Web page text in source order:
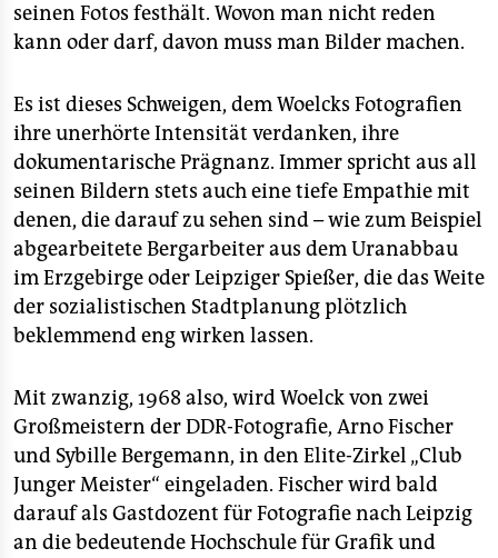
seinen Fotos festhält. Wovon man nicht reden
kann oder darf, davon muss man Bilder machen.
Es ist dieses Schweigen, dem Woelcks Fotografien
ihre unerhörte Intensität verdanken, ihre
dokumentarische Prägnanz. Immer spricht aus all
seinen Bildern stets auch eine tiefe Empathie mit
denen, die darauf zu sehen sind – wie zum Beispiel
abgearbeitete Bergarbeiter aus dem Uranabbau
im Erzgebirge oder Leipziger Spießer, die das Weite
der sozialistischen Stadtplanung plötzlich
beklemmend eng wirken lassen.
Mit zwanzig, 1968 also, wird Woelck von zwei
Großmeistern der DDR-Fotografie, Arno Fischer
und Sybille Bergemann, in den Elite-Zirkel „Club
Junger Meister“ eingeladen. Fischer wird bald
darauf als Gastdozent für Fotografie nach Leipzig
an die bedeutende Hochschule für Grafik und